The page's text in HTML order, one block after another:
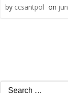
by ccsantpol on
Search